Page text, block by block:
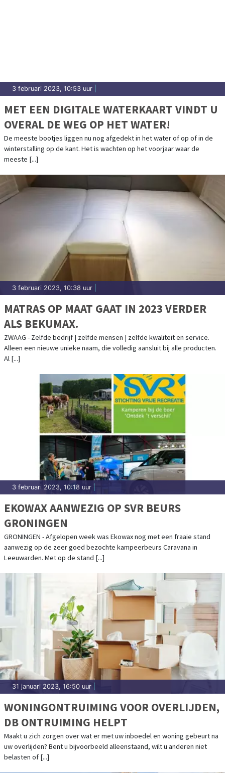
3 februari 2023, 10:53 uur
MET EEN DIGITALE WATERKAART VINDT U
OVERAL DE WEG OP HET WATER!
De meeste bootjes liggen nu nog afgedekt in het water of op of in de
winterstalling op de kant. Het is wachten op het voorjaar waar de
meeste [...]
3 februari 2023, 10:38 uur
MATRAS OP MAAT GAAT IN 2023 VERDER
ALS BEKUMAX.
ZWAAG - Zelfde bedrijf | zelfde mensen | zelfde kwaliteit en service.
Alleen een nieuwe unieke naam, die volledig aansluit bij alle producten.
Al [...]
3 februari 2023, 10:18 uur
EKOWAX AANWEZIG OP SVR BEURS
GRONINGEN
GRONINGEN - Afgelopen week was Ekowax nog met een fraaie stand
aanwezig op de zeer goed bezochte kampeerbeurs Caravana in
Leeuwarden. Met op de stand [...]
31 januari 2023, 16:50 uur
WONINGONTRUIMING VOOR OVERLIJDEN,
DB ONTRUIMING HELPT
Maakt u zich zorgen over wat er met uw inboedel en woning gebeurt na
uw overlijden? Bent u bijvoorbeeld alleenstaand, wilt u anderen niet
belasten of [...]